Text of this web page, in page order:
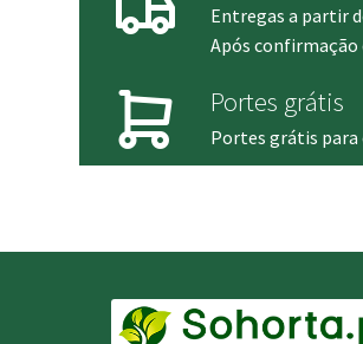
Entregas a partir
Após confirmação
Portes grátis
Portes grátis para